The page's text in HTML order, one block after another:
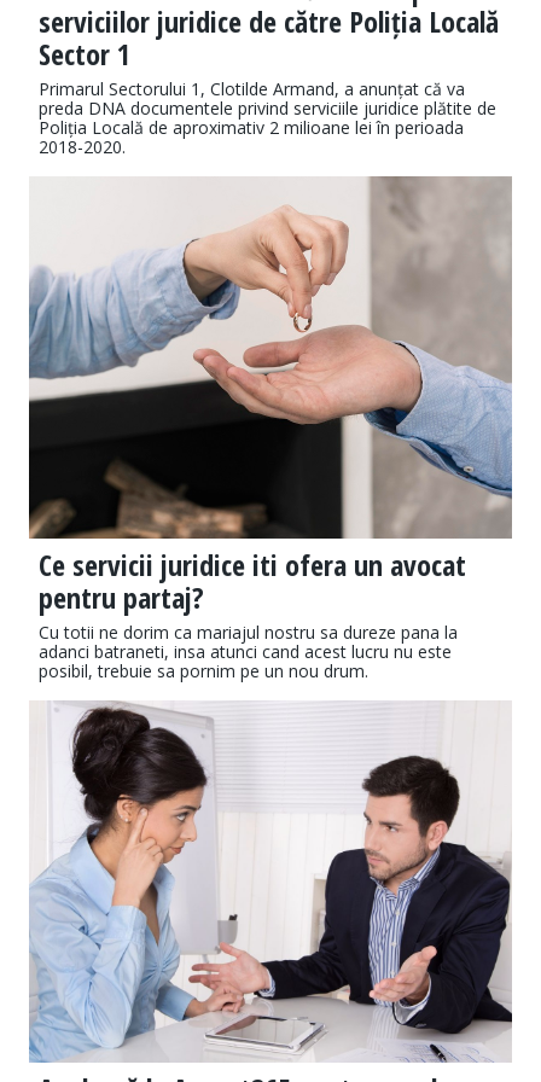
serviciilor juridice de către Poliția Locală
Sector 1
Primarul Sectorului 1, Clotilde Armand, a anunțat că va
preda DNA documentele privind serviciile juridice plătite de
Poliția Locală de aproximativ 2 milioane lei în perioada
2018-2020.
Ce servicii juridice iti ofera un avocat
pentru partaj?
Cu totii ne dorim ca mariajul nostru sa dureze pana la
adanci batraneti, insa atunci cand acest lucru nu este
posibil, trebuie sa pornim pe un nou drum.